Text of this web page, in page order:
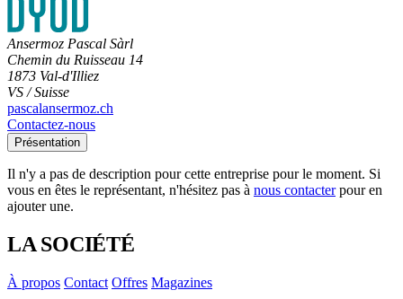
Ansermoz Pascal Sàrl
Chemin du Ruisseau 14
1873 Val-d'Illiez
VS / Suisse
pascalansermoz.ch
Contactez-nous
Présentation
Il n'y a pas de description pour cette entreprise pour le moment. Si
vous en êtes le représentant, n'hésitez pas à nous contacterpour en
ajouter une.
LA SOCIÉTÉ
À propos Contact Offres Magazines